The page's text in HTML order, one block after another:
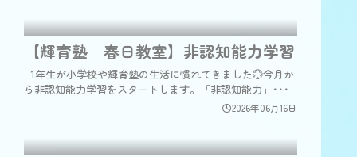
【輝育塾 春日教室】非認知能力学習
2026年06月16日
1年生が小学校や輝育塾の生活に慣れてきました💮今月か
ら非認知能力学習をスタートします。「非認知能力」･･･